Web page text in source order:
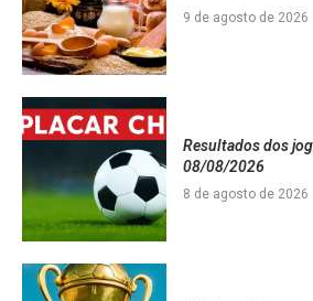
9 de agosto de 2026
Resultados dos
08/08/2026
8 de agosto de 2026